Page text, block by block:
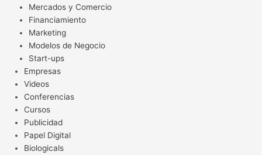
Mercados y Comercio
Financiamiento
Marketing
Modelos de Negocio
Start-ups
Empresas
Videos
Conferencias
Cursos
Publicidad
Papel Digital
Biologicals